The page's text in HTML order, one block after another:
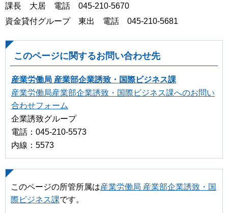
課長 大居 電話 045-210-5670
資金貸付グループ 東出 電話 045-210-5681
このページに関するお問い合わせ先
産業労働局 産業部企業誘致・国際ビジネス課
産業労働局産業部企業誘致・国際ビジネス課へのお問い
合わせフォーム
企業誘致グループ
電話：045-210-5573
内線：5573
このページの所管所属は産業労働局 産業部企業誘致・国
際ビジネス課です。